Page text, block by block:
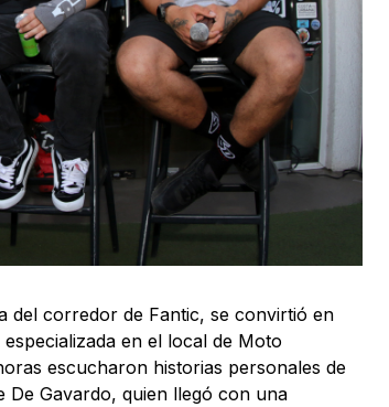
del corredor de Fantic, se convirtió en
en el local de Moto
escucharon historias personales de
De Gavardo, quien llegó con una